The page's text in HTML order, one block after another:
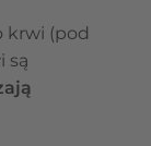
krwi (pod
są